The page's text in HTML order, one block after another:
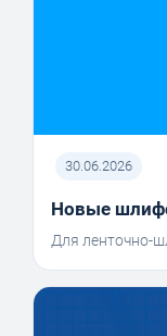
30.06.2026
Новые
Для ленточно-